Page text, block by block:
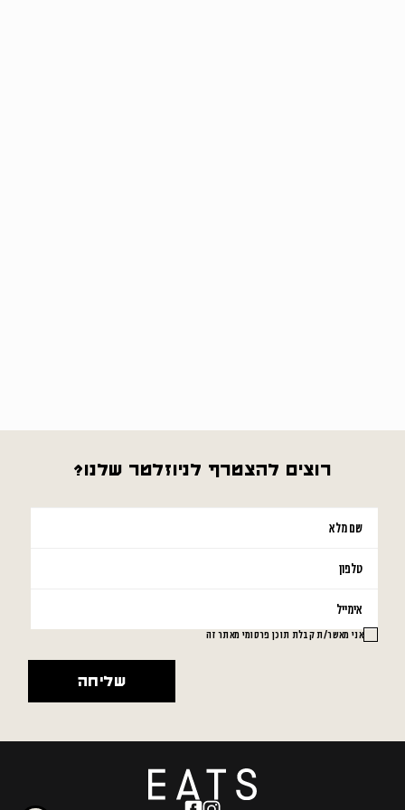
רוצים להצטרף לניוזלטר שלנו?
אנא
טופס
-
שלנו?
אני מאשר/ת קבלת תוכן פרסומי מאתר זה